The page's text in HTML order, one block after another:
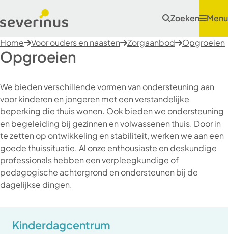
Zoeken Menu
Home Voor ouders en naasten Zorgaanbod Opgroeien
Opgroeien
We bieden verschillende vormen van ondersteuning aan
voor kinderen en jongeren met een verstandelijke
beperking die thuis wonen. Ook bieden we ondersteuning
en begeleiding bij gezinnen en volwassenen thuis. Door in
te zetten op ontwikkeling en stabiliteit, werken we aan een
goede thuissituatie. Al onze enthousiaste en deskundige
professionals hebben een verpleegkundige of
pedagogische achtergrond en ondersteunen bij de
dagelijkse dingen.
Kinderdagcentrum